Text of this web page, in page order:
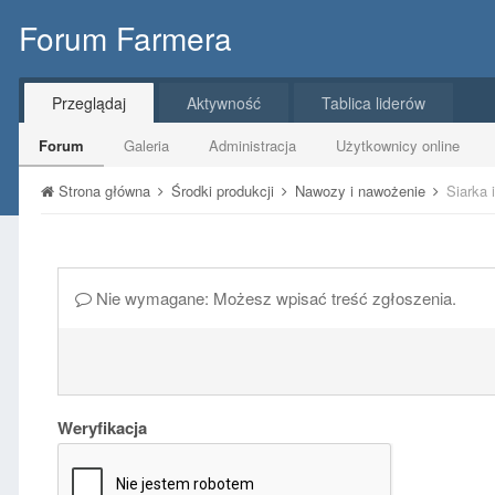
Forum Farmera
Przeglądaj
Forum Galeria Administracja Użytkownicy online
Aktywność Tablica liderów
Strona główna Środki produkcji Nawozy i nawożenie Siarka
Nie wymagane: Możesz wpisać treść zgłoszenia.
Weryfikacja